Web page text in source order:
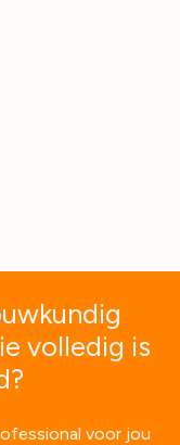
volledig is
voor jou